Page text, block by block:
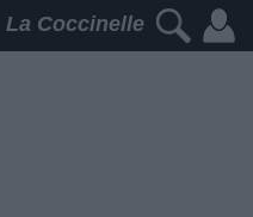
La Coccinelle